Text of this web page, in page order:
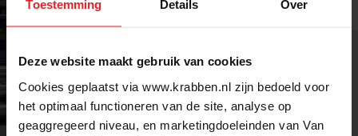
Toestemming Details Over
Deze website maakt gebruik van cookies
Cookies geplaatst via www.krabben.nl zijn bedoeld voor
het optimaal functioneren van de site, analyse op
geaggregeerd niveau, en marketingdoeleinden van Van